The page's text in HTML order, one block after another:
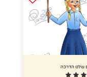
שלט הדרכה